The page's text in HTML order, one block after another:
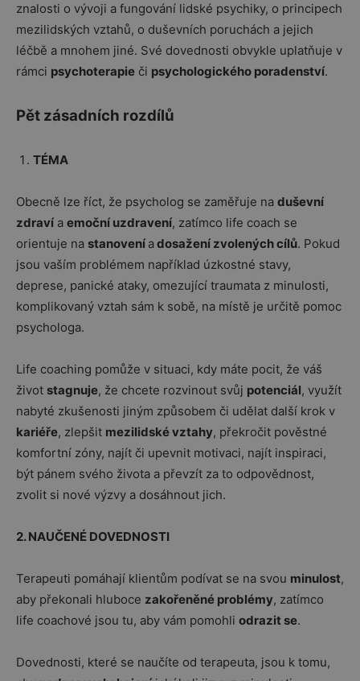
znalosti o vývoji a fungování lidské psychiky, o principech
mezilidských vztahů, o duševních poruchách a jejich
léčbě a mnohem jiné. Své dovednosti obvykle uplatňuje v
rámci psychoterapie či psychologického poradenství.
Pět zásadních rozdílů
TÉMA
Obecně lze říct, že psycholog se zaměřuje na duševní
zdraví a emoční uzdravení, zatímco life coach se
orientuje na stanovení adosažení zvolených cílů. Pokud
jsou vaším problémem například úzkostné stavy,
deprese, panické ataky, omezující traumata z minulosti,
komplikovaný vztah sám k sobě, na místě je určitě pomoc
psychologa.
Life coaching pomůže v situaci, kdy máte pocit, že váš
život stagnuje, že chcete rozvinout svůj potenciál, využít
nabyté zkušenosti jiným způsobem či udělat další krok v
kariéře, zlepšit mezilidské vztahy, překročit pověstné
komfortní zóny, najít či upevnit motivaci, najít inspiraci,
být pánem svého života a převzít za to odpovědnost,
zvolit si nové výzvy a dosáhnout jich.
2. NAUČENÉ DOVEDNOSTI
Terapeuti pomáhají klientům podívat se na svou minulost,
aby překonali hluboce zakořeněné problémy, zatímco
life coachové jsou tu, aby vám pomohli odrazit se.
Dovednosti, které se naučíte od terapeuta, jsou k tomu,